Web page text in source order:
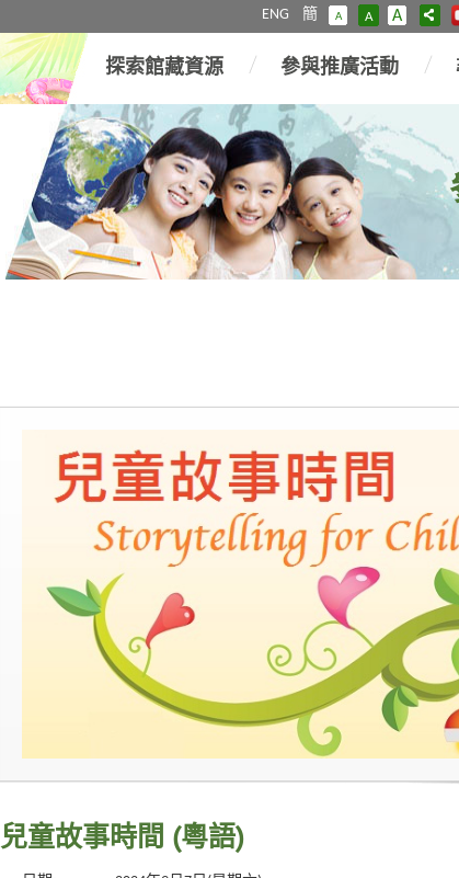
ENG 簡 A A A
探索館藏資源 參與推廣活動
兒童故事時間 (粵語)